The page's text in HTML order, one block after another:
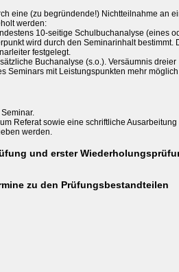
eine (zu begründende!) Nichtteilnahme an
werden:
10-seitige Schulbuchanalyse (eines
wird durch den Seminarinhalt bestimmt.
festgelegt.
Buchanalyse (s.o.). Versäumnis dreier
Referat sowie eine schriftliche
und erster
zu den Prüfungsbestandteilen